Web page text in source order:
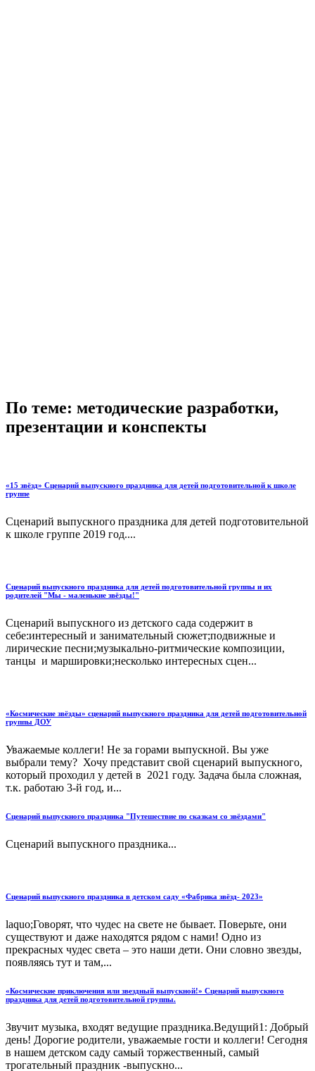
По теме: методические разработки,
презентации и конспекты
«15 звёзд» Сценарий выпускного праздника для детей подготовительной к школе
группе
Сценарий выпускного праздника для детей подготовительной
к школе группе 2019 год....
Сценарий выпускного праздника для детей подготовительной группы и их
родителей "Мы - маленькие звёзды!"
Сценарий выпускного из детского сада содержит в
себе:интересный и занимательный сюжет;подвижные и
лирические песни;музыкально-ритмические композиции,
танцы и маршировки;несколько интересных сцен...
«Космические звёзды» сценарий выпускного праздника для детей подготовительной
группы ДОУ
Уважаемые коллеги! Не за горами выпускной. Вы уже
выбрали тему? Хочу представит свой сценарий выпускного,
который проходил у детей в 2021 году. Задача была сложная,
т.к. работаю 3-й год, и...
Сценарий выпускного праздника "Путешествие по сказкам со звёздами"
Сценарий выпускного праздника...
Сценарий выпускного праздника в детском саду «Фабрика звёзд- 2023»
laquo;Говорят, что чудес на свете не бывает. Поверьте, они
существуют и даже находятся рядом с нами! Одно из
прекрасных чудес света – это наши дети. Они словно звезды,
появляясь тут и там,...
«Космические приключения или звездный выпускной!» Сценарий выпускного
праздника для детей подготовительной группы.
Звучит музыка, входят ведущие праздника.Ведущий1: Добрый
день! Дорогие родители, уважаемые гости и коллеги! Сегодня
в нашем детском саду самый торжественный, самый
трогательный праздник -выпускно...